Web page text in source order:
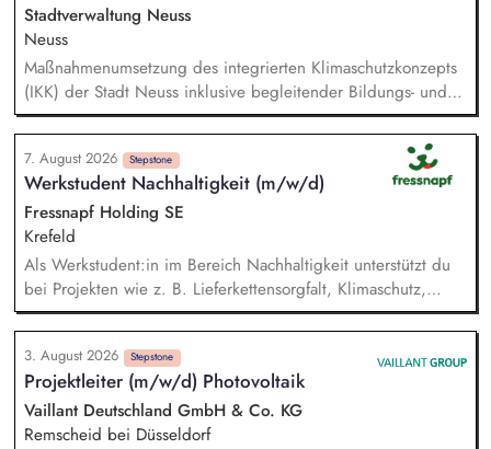
Stadtverwaltung Neuss
Neuss
Maßnahmenumsetzung des integrierten Klimaschutzkonzepts
(IKK) der Stadt Neuss inklusive begleitender Bildungs- und
Öffentlichkeitsarbeit sowie Fortschreibung des IKK.
Monitoring und Berichterstattung zu den ca. 60 städtischen
PV-Anlagen sowie Planung weiterer Anlageninstallationen.
Prüfung, Planung und Umsetzung von Modellen zu Energy-
Sharing und/oder Strombilanzkreismodellen. Eigenständige
Fördermittelakquise und Durchführung von Förderprojekten
in den Bereichen regenerative Energien sowie
energiesparendes Bauen und Sanieren.
7. August 2026 Stepstone
Werkstudent Nachhaltigkeit (m/w/d)
Fressnapf Holding SE
Krefeld
Als Werkstudent:in im Bereich Nachhaltigkeit unterstützt du
bei Projekten wie z. B. Lieferkettensorgfalt, Klimaschutz,
Entwaldung und nachhaltigen Verpackungen. Du hilfst bei
der Erstellung unseres Nachhaltigkeitsberichts – von der
Datensammlung bis zur Auswertung. Du bist
Ansprechpartner:in für unsere internationalen
Ländergesellschaften und Lieferanten. Bei
Nachhaltigkeitsthemen führst du eigenständig Analysen zu
3. August 2026 Stepstone
Projektleiter (m/w/d) Photovoltaik
Vaillant Deutschland GmbH & Co. KG
Remscheid bei Düsseldorf